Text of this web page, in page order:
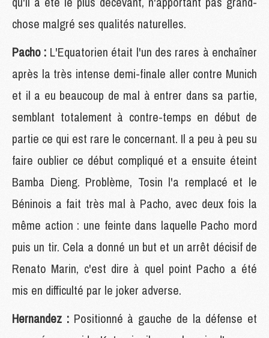
chose malgré ses qualités naturelles.
Pacho : L'Equatorien était l'un des rares à enchaîner
après la très intense demi-finale aller contre Munich
et il a eu beaucoup de mal à entrer dans sa partie,
semblant totalement à contre-temps en début de
partie ce qui est rare le concernant. Il a peu à peu su
faire oublier ce début compliqué et a ensuite éteint
Bamba Dieng. Problème, Tosin l'a remplacé et le
Béninois a fait très mal à Pacho, avec deux fois la
même action : une feinte dans laquelle Pacho mord
puis un tir. Cela a donné un but et un arrêt décisif de
Renato Marin, c'est dire à quel point Pacho a été
mis en difficulté par le joker adverse.
Hernandez : Positionné à gauche de la défense et